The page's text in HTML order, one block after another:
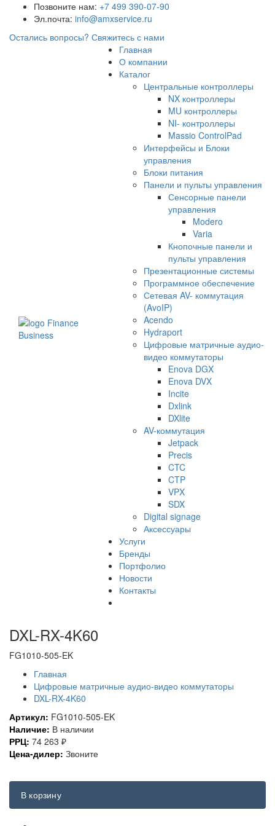
Позвоните нам: +7 499 390-07-90
Эл.почта: info@amxservice.ru
Остались вопросы? Свяжитесь с нами
Главная
О компании
Каталог
Центральные контроллеры
NX контроллеры
MU контроллеры
NI- контроллеры
Massio ControlPad
Интерфейсы и Блоки
управления
Блоки питания
Панели и пульты управления
Сенсорные панели
управления
Modero
Varia
Кнопочные панели и
пульты управления
Презентационные системы
Программное обеспечение
Сетевая AV- коммутация
(AvoIP)
Acendo
Hydraport
Цифровые матричные аудио-
видео коммутаторы
Enova DGX
Enova DVX
Incite
Dxlink
DXlite
AV-коммутация
Jetpack
Precis
CTC
CTP
VPX
SDX
Digital signage
Аксессуары
Услуги
Бренды
Портфолио
Новости
Контакты
DXL-RX-4K60
FG1010-505-EK
Главная
Цифровые матричные аудио-видео коммутаторы
DXL-RX-4K60
Артикул: FG1010-505-EK
Наличие: В наличии
РРЦ: 74 263 ₽
Цена-дилер: Звоните
В корзину